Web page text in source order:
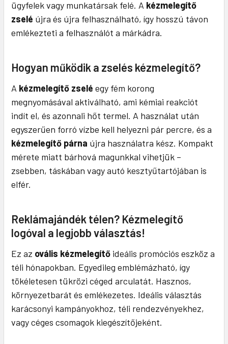
ügyfelek vagy munkatársak felé. A kézmelegítő
zselé újra és újra felhasználható, így hosszú távon
emlékezteti a felhasználót a márkádra.
Hogyan működik a zselés kézmelegítő?
A kézmelegítő zselé egy fém korong
megnyomásával aktiválható, ami kémiai reakciót
indít el, és azonnali hőt termel. A használat után
egyszerűen forró vízbe kell helyezni pár percre, és a
kézmelegítő párna újra használatra kész. Kompakt
mérete miatt bárhová magunkkal vihetjük –
zsebben, táskában vagy autó kesztyűtartójában is
elfér.
Reklámajándék télen? Kézmelegítő
logóval a legjobb választás!
Ez az ovális kézmelegítő ideális promóciós eszköz a
téli hónapokban. Egyedileg emblémázható, így
tökéletesen tükrözi céged arculatát. Hasznos,
környezetbarát és emlékezetes. Ideális választás
karácsonyi kampányokhoz, téli rendezvényekhez,
vagy céges csomagok kiegészítőjeként.